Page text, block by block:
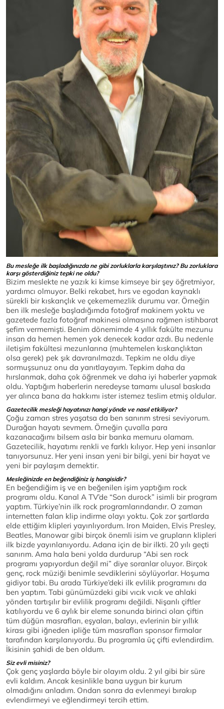
Bu mesleğe ilk başladığınızda ne gibi zorluklarla karşılaştınız? Bu zorluklara
karşı gösterdiğiniz tepki ne oldu?
Bizim meslekte ne yazık ki kimse kimseye bir şey öğretmiyor,
yardımcı olmuyor. Belki rekabet, hırs ve egodan kaynaklı
sürekli bir kıskançlık ve çekememezlik durumu var. Örneğin
ben ilk mesleğe başladığımda fotoğraf makinem yoktu ve
gazetede fazla fotoğraf makinesi olmasına rağmen istihbarat
şefim vermemişti. Benim dönemimde 4 yıllık fakülte mezunu
insan da hemen hemen yok denecek kadar azdı. Bu nedenle
iletişim fakültesi mezunlarına (muhtemelen kıskançlıktan
olsa gerek) pek şık davranılmazdı. Tepkim ne oldu diye
sormuşsunuz onu da yanıtlayayım. Tepkim daha da
hırslanmak, daha çok öğrenmek ve daha iyi haberler yapmak
oldu. Yaptığım haberlerin neredeyse tamamı ulusal baskıda
yer alınca bana da hakkımı ister istemez teslim etmiş oldular.
Gazetecilik mesleği hayatınızı hangi yönde ve nasıl etkiliyor?
Çoğu zaman stres yaşatsa da ben sanırım stresi seviyorum.
Durağan hayatı sevmem. Örneğin çuvalla para
kazanacağımı bilsem asla bir banka memuru olamam.
Gazetecilik, hayatımı renkli ve farklı kılıyor. Hep yeni insanlar
tanıyorsunuz. Her yeni insan yeni bir bilgi, yeni bir hayat ve
yeni bir paylaşım demektir.
Mesleğinizde en beğendiğiniz iş hangisidir?
En beğendiğim iş ve en beğenilen işim yaptığım rock
programı oldu. Kanal A TV’de “Son durock” isimli bir program
yaptım. Türkiye’nin ilk rock programlarındandır. O zaman
internetten falan klip indirme olayı yoktu. Çok zor şartlarda
elde ettiğim klipleri yayınlıyordum. Iron Maiden, Elvis Presley,
Beatles, Manowar gibi birçok önemli isim ve grupların klipleri
ilk bizde yayınlanıyordu. Adana için de bir ilkti. 20 yılı geçti
sanırım. Ama hala beni yolda durdurup “Abi sen rock
programı yapıyordun değil mi” diye soranlar oluyor. Birçok
genç, rock müziği benimle sevdiklerini söylüyorlar. Hoşuma
gidiyor tabi. Bu arada Türkiye’deki ilk evlilik programını da
ben yaptım. Tabi günümüzdeki gibi vıcık vıcık ve ahlaki
yönden tartışılır bir evlilik programı değildi. Nişanlı çiftler
katılıyordu ve 6 aylık bir eleme sonunda birinci olan çiftin
tüm düğün masrafları, eşyaları, balayı, evlerinin bir yıllık
kirası gibi iğneden ipliğe tüm masrafları sponsor firmalar
tarafından karşılanıyordu. Bu programla üç çifti evlendirdim.
İkisinin şahidi de ben oldum.
Siz evli misiniz?
Çok genç yaşlarda böyle bir olayım oldu. 2 yıl gibi bir süre
evli kaldım. Ancak kesinlikle bana uygun bir kurum
olmadığını anladım. Ondan sonra da evlenmeyi bırakıp
evlendirmeyi ve eğlendirmeyi tercih ettim.